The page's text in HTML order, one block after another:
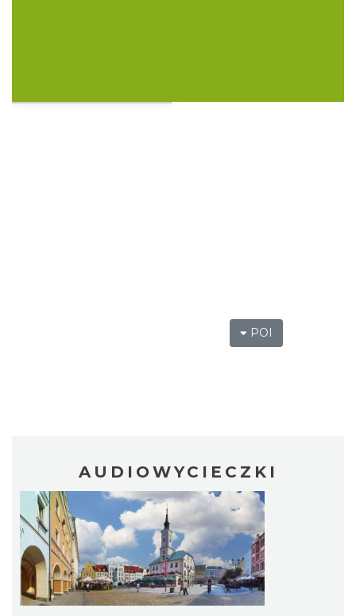
POI
AUDIOWYCIECZKI